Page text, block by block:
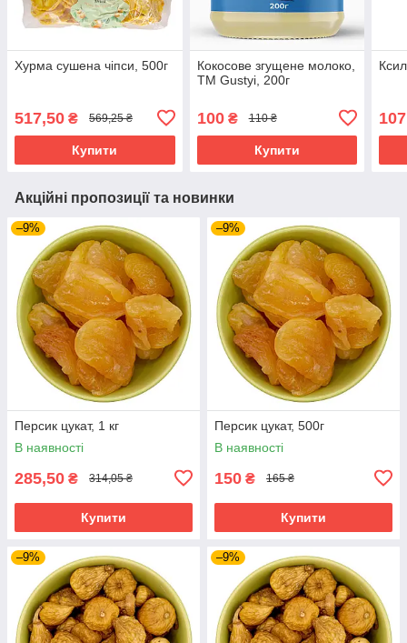
Хурма сушена чіпси, 500г
517,50 ₴ 569,25 ₴
Купити
Кокосове згущене молоко,
ТМ Gustyi, 200г
100₴ 110 ₴
Купити
107
Акційні пропозиції та новинки
–9%
Персик цукат, 1 кг
В наявності
285,50 ₴ 314,05 ₴
Купити
–9%
Персик цукат, 500г
В наявності
150 ₴ 165 ₴
Купити
–9% –9%